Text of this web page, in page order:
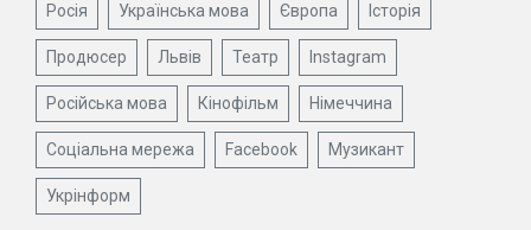
Росія Українська мова Європа Історія
Продюсер Львів Театр Instagram
Російська мова Кінофільм Німеччина
Соціальна мережа Facebook Музикант
Укрінформ